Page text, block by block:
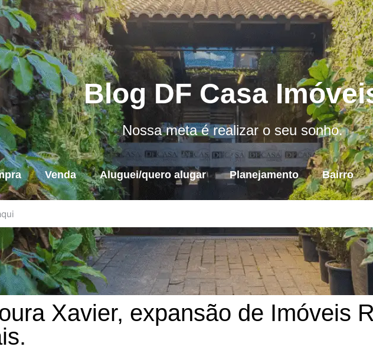
Blog DF Casa
Nossa meta é realizar o seu sonho.
Venda Aluguei/quero alugar Planejamento Bairro
Xavier, expansão de Imóveis